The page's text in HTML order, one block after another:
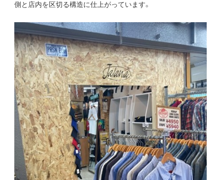
側と店内を区切る構造に仕上がっています。